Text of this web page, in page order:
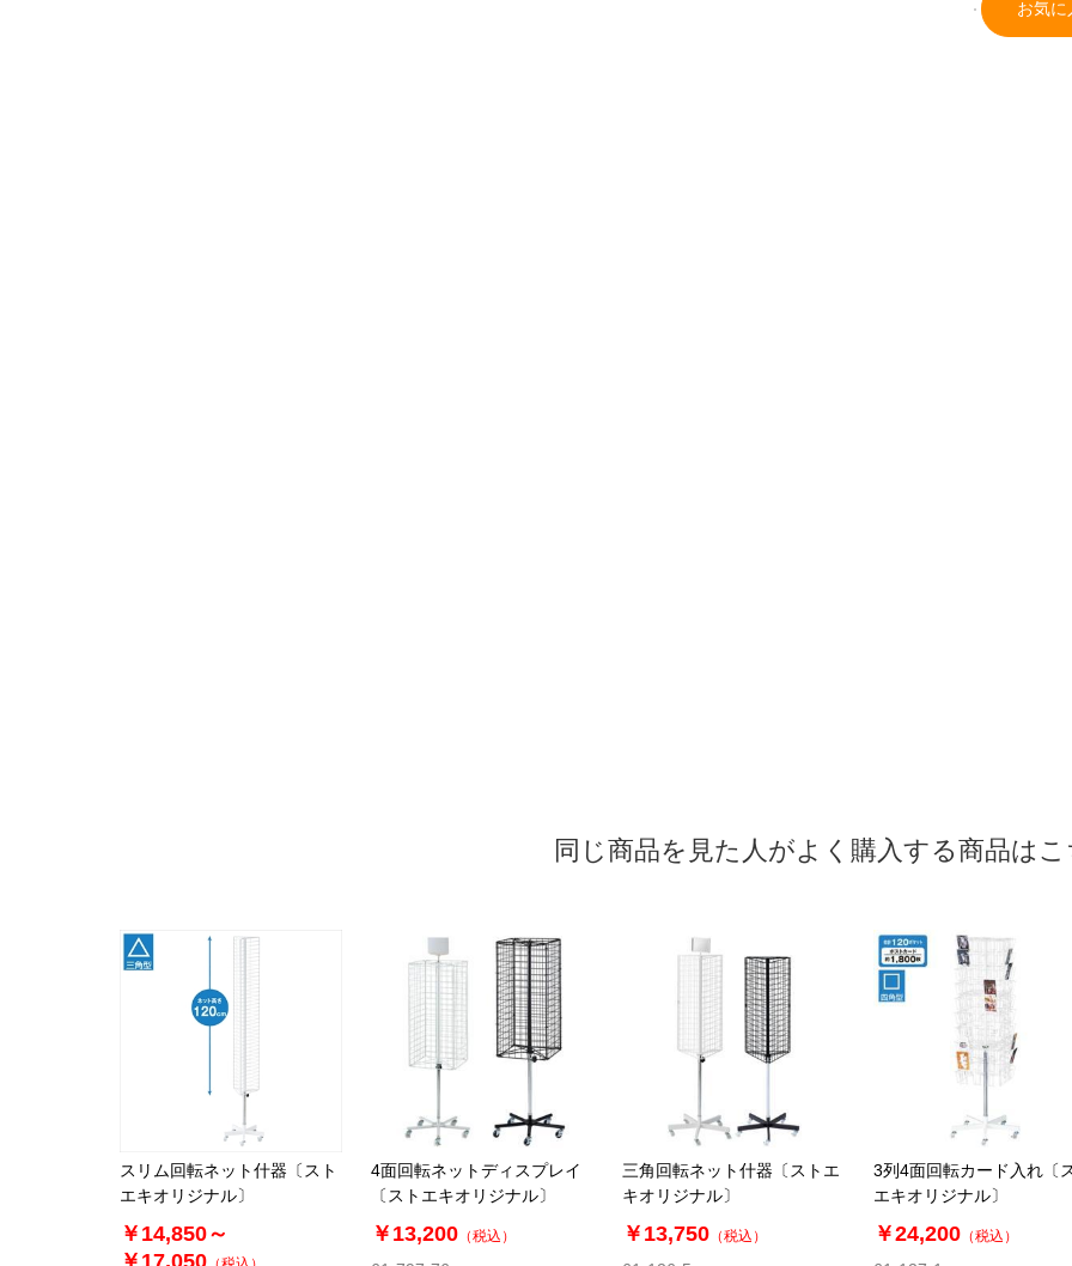
同じ商品を見た人がよく購入する商品は
スリム回転ネット什器〔スト
エキオリジナル〕
￥14,850～
￥17,050
4面回転ネットディスプレイ
〔ストエキオリジナル〕
￥13,200 （税込）
三角回転ネット什器〔ストエ
キオリジナル〕
￥13,750 （税込）
3列4面回転カード入れ〔
エキオリジナル〕
￥24,200 （税込）